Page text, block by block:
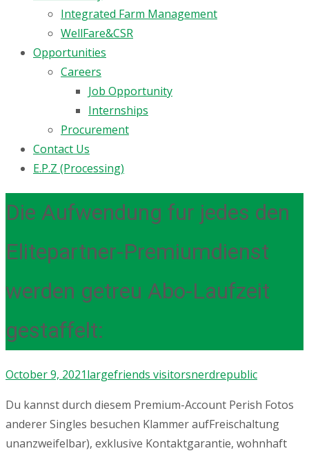
Integrated Farm Management
WellFare&CSR
Opportunities
Careers
Job Opportunity
Internships
Procurement
Contact Us
E.P.Z (Processing)
Die Aufwendung fur jedes den
Elitepartner-Premiumdienst
werden getreu Abo-Laufzeit
gestaffelt:
October 9, 2021largefriends visitorsnerdrepublic
Du kannst durch diesem Premium-Account Perish Fotos
anderer Singles besuchen Klammer aufFreischaltung
unanzweifelbar), exklusive Kontaktgarantie, wohnhaft